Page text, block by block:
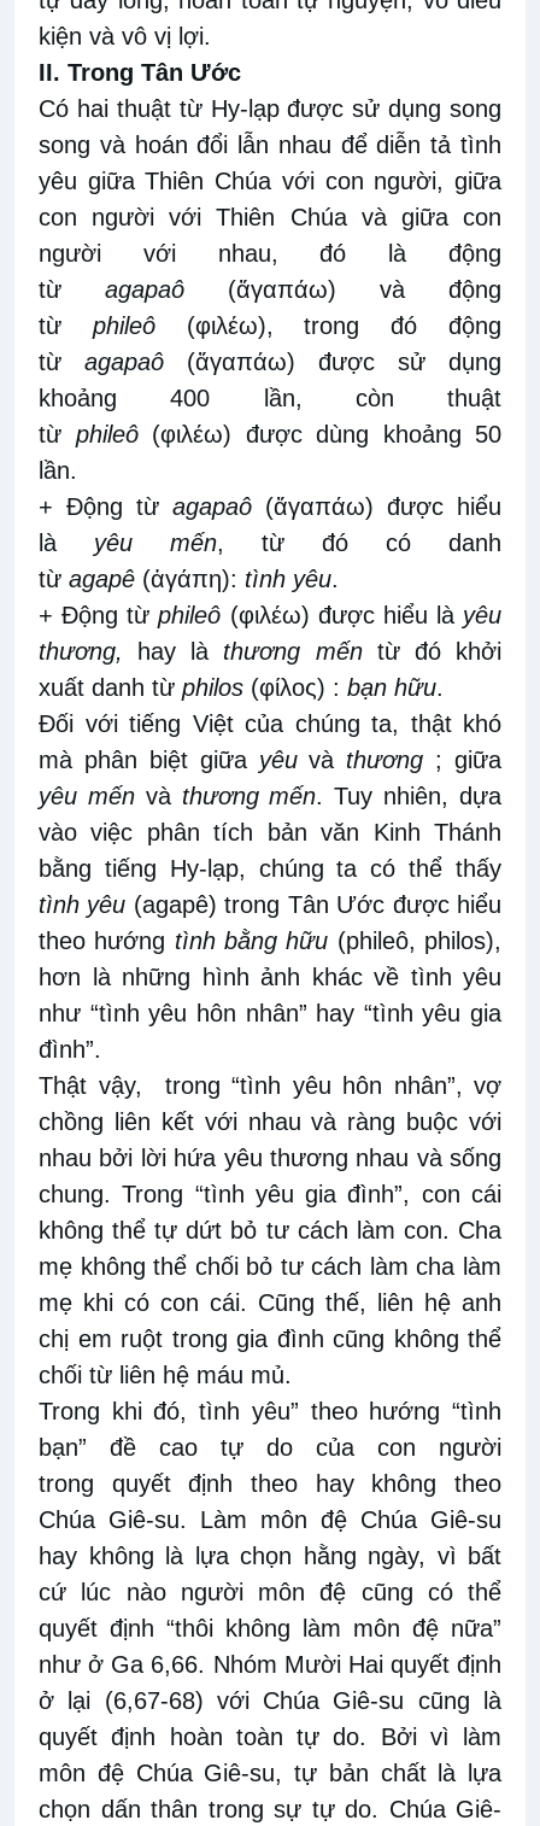
kiện và vô vị lợi.
II. Trong Tân Ước
Có hai thuật từ Hy-lạp được sử dụng song
song và hoán đổi lẫn nhau để diễn tả tình
yêu giữa Thiên Chúa với con người, giữa
con người với Thiên Chúa và giữa con
người với nhau, đó là động
từ agapaô (ἄγαπάω) và động
từ phileô (φιλέω), trong đó động
từ agapaô (ἄγαπάω) được sử dụng
khoảng 400 lần, còn thuật
từ phileô (φιλέω) được dùng khoảng 50
lần.
+ Động từ agapaô (ἄγαπάω) được hiểu
là yêu mến, từ đó có danh
từ agapê (ἀγάπη): tình yêu.
+ Động từphileô (φιλέω) được hiểu là yêu
thương, hay là thương mếntừ đó khởi
xuất danh từ philos (φίλος) : bạn hữu.
Đối với tiếng Việt của chúng ta, thật khó
mà phân biệt giữa yêuvà thương ; giữa
yêu mến và thương mến. Tuy nhiên, dựa
vào việc phân tích bản văn Kinh Thánh
bằng tiếng Hy-lạp, chúng ta có thể thấy
tình yêu (agapê) trong Tân Ước được hiểu
theo hướng tình bằng hữu (phileô, philos),
hơn là những hình ảnh khác về tình yêu
như “tình yêu hôn nhân” hay “tình yêu gia
đình”.
Thật vậy, trong “tình yêu hôn nhân”, vợ
chồng liên kết với nhau và ràng buộc với
nhau bởi lời hứa yêu thương nhau và sống
chung. Trong “tình yêu gia đình”, con cái
không thể tự dứt bỏ tư cách làm con. Cha
mẹ không thể chối bỏ tư cách làm cha làm
mẹ khi có con cái. Cũng thế, liên hệ anh
chị em ruột trong gia đình cũng không thể
chối từ liên hệ máu mủ.
Trong khi đó, tình yêu” theo hướng “tình
bạn” đề cao tự do của con người
trong quyết định theo hay không theo
Chúa Giê-su. Làm môn đệ Chúa Giê-su
hay không là lựa chọn hằng ngày, vì bất
cứ lúc nào người môn đệ cũng có thể
quyết định “thôi không làm môn đệ nữa”
như ở Ga 6,66. Nhóm Mười Hai quyết định
ở lại (6,67-68) với Chúa Giê-su cũng là
quyết định hoàn toàn tự do. Bởi vì làm
môn đệ Chúa Giê-su, tự bản chất là lựa
chọn dấn thân trong sự tự do. Chúa Giê-